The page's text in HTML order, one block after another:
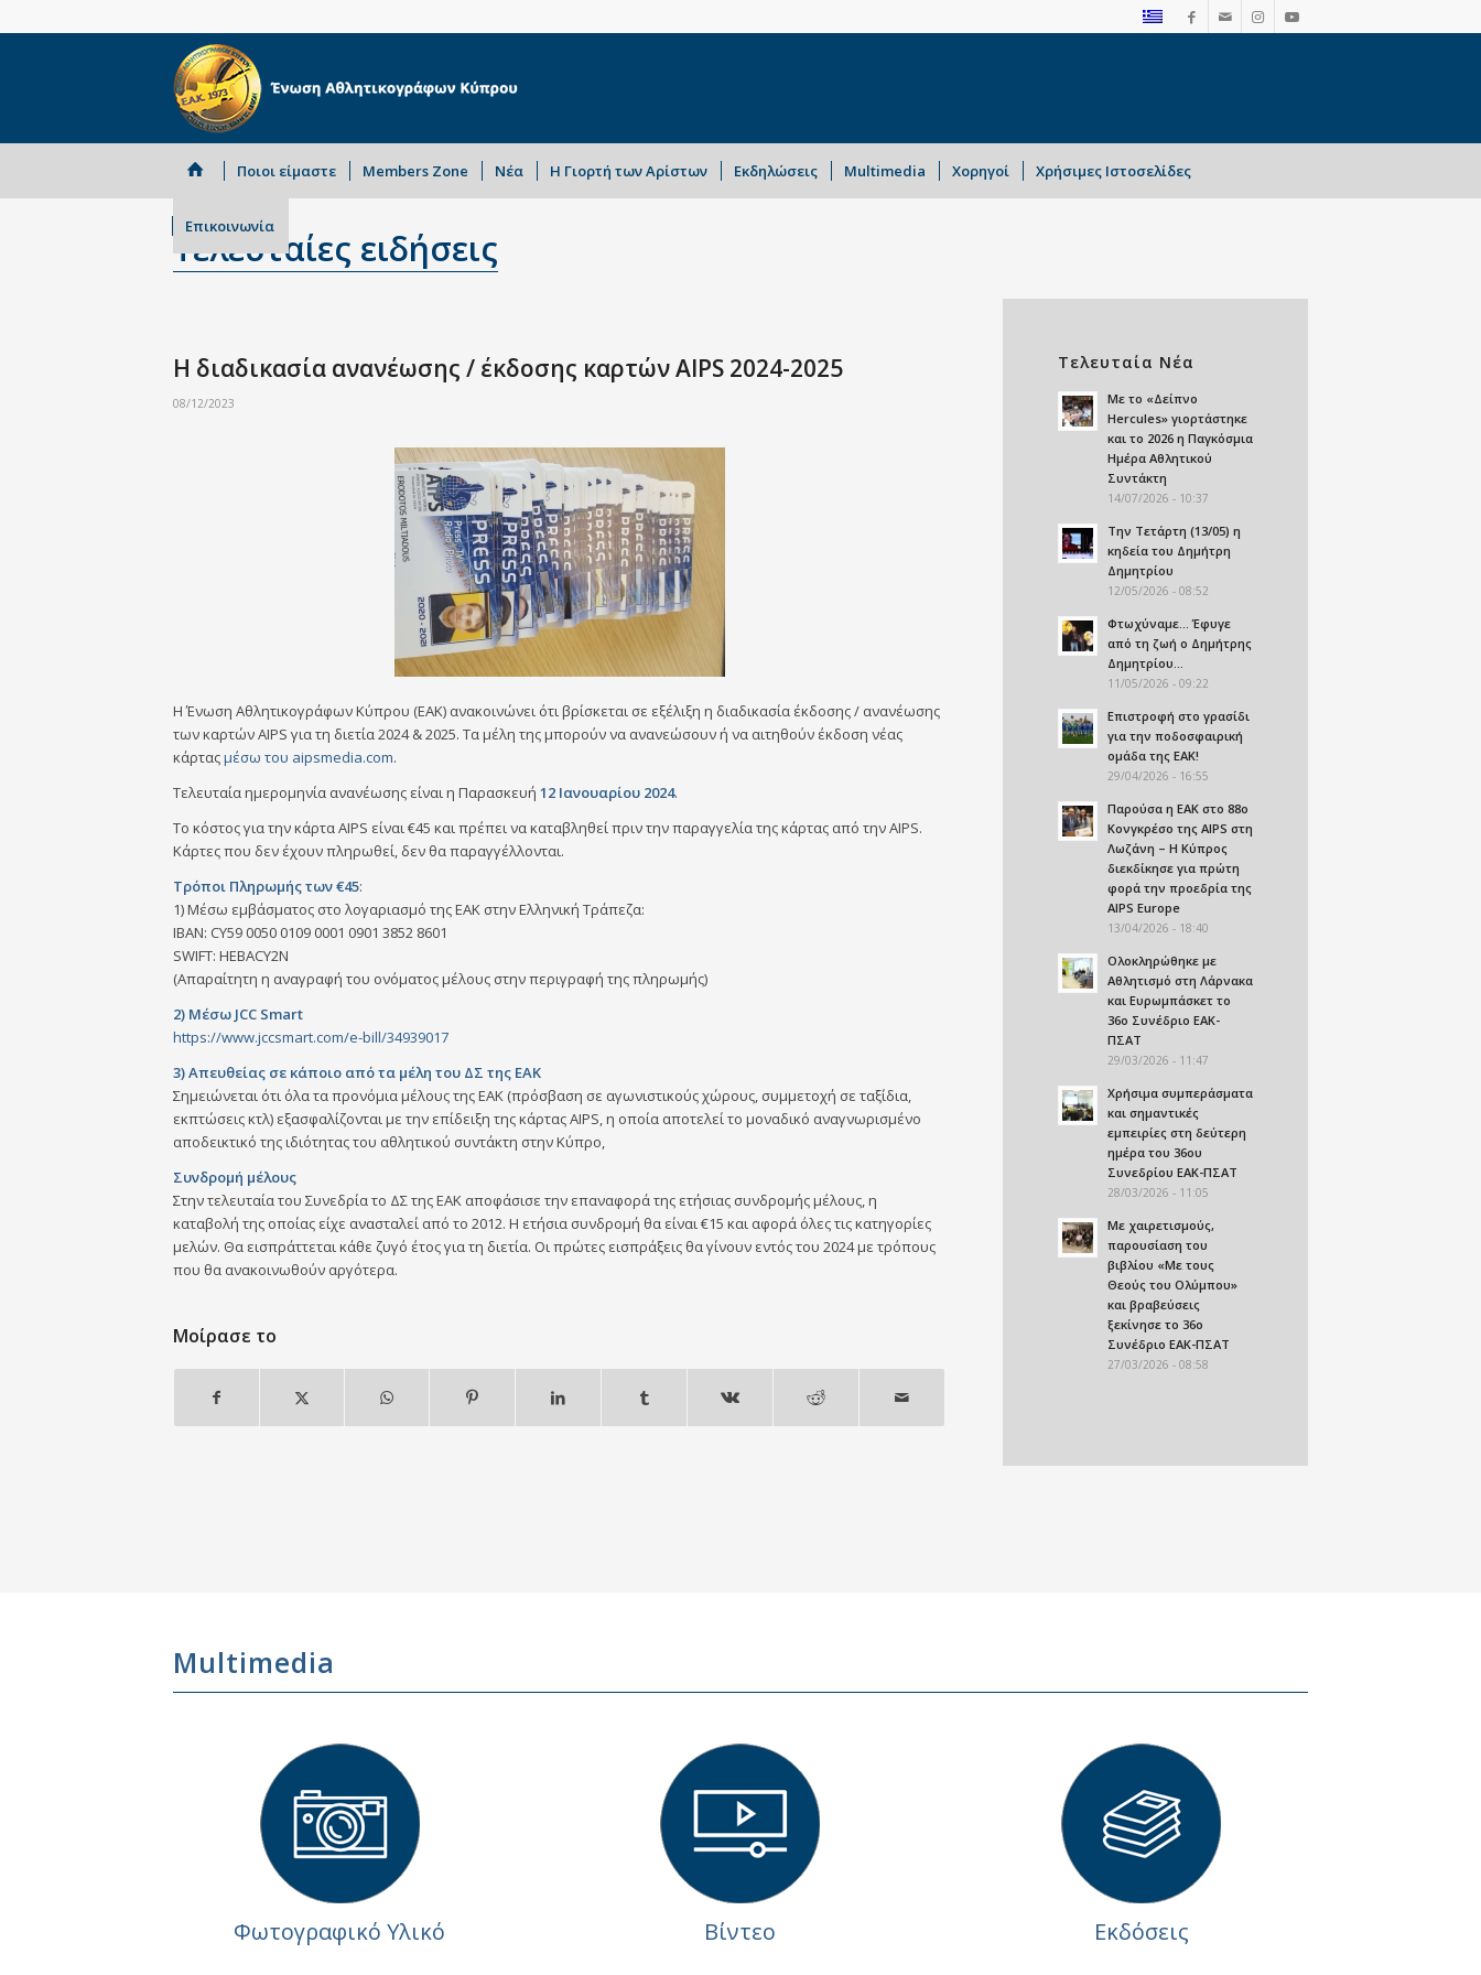
Ποιοι είμαστε Members Zone Νέα Η Γιορτή των Αρίστων Εκδηλώσεις Multimedia Χορηγοί Χρήσιμες Ιστοσελίδες
Επικοινωνία
Τελευταίες ειδήσεις
Η διαδικασία ανανέωσης / έκδοσης καρτών AIPS 2024-2025
08/12/2023
Η Ένωση Αθλητικογράφων Κύπρου (ΕΑΚ) ανακοινώνει ότι βρίσκεται σε εξέλιξη η διαδικασία έκδοσης / ανανέωσης
των καρτών AIPS για τη διετία 2024 & 2025. Τα μέλη της μπορούν να ανανεώσουν ή να αιτηθούν έκδοση νέας
κάρταςμέσω του aipsmedia.com.
Τελευταία ημερομηνία ανανέωσης είναι η Παρασκευή 12 Ιανουαρίου 2024.
Το κόστος για την κάρτα AIPS είναι €45 και πρέπει να καταβληθεί πριν την παραγγελία της κάρτας από την AIPS.
Κάρτες που δεν έχουν πληρωθεί, δεν θα παραγγέλλονται.
Τρόποι Πληρωμής των €45:
1) Μέσω εμβάσματος στο λογαριασμό της ΕΑΚ στην Ελληνική Τράπεζα:
IBAN: CY59 0050 0109 0001 0901 3852 8601
SWIFT: HEBACY2N
(Απαραίτητη η αναγραφή του ονόματος μέλους στην περιγραφή της πληρωμής)
2) Mέσω JCC Smart
https://www.jccsmart.com/e-bill/34939017
3) Απευθείας σε κάποιο από τα μέλη του ΔΣ της ΕΑΚ
Σημειώνεται ότι όλα τα προνόμια μέλους της ΕΑΚ (πρόσβαση σε αγωνιστικούς χώρους, συμμετοχή σε ταξίδια,
εκπτώσεις κτλ) εξασφαλίζονται με την επίδειξη της κάρτας AIPS, η οποία αποτελεί το μοναδικό αναγνωρισμένο
αποδεικτικό της ιδιότητας του αθλητικού συντάκτη στην Κύπρο,
Συνδρομή μέλους
Στην τελευταία του Συνεδρία το ΔΣ της ΕΑΚ αποφάσισε την επαναφορά της ετήσιας συνδρομής μέλους, η
καταβολή της οποίας είχε ανασταλεί από το 2012. Η ετήσια συνδρομή θα είναι €15 και αφορά όλες τις κατηγορίες
μελών. Θα εισπράττεται κάθε ζυγό έτος για τη διετία. Οι πρώτες εισπράξεις θα γίνουν εντός του 2024 με τρόπους
που θα ανακοινωθούν αργότερα.
Μοίρασε το
Τελευταία Νέα
Mε το «Δείπνο
Hercules» γιορτάστηκε
και το 2026 η Παγκόσμια
Ημέρα Αθλητικού
Συντάκτη
14/07/2026 - 10:37
Την Τετάρτη (13/05) η
κηδεία του Δημήτρη
Δημητρίου
12/05/2026 - 08:52
Φτωχύναμε… Έφυγε
από τη ζωή ο Δημήτρης
Δημητρίου…
11/05/2026 - 09:22
Επιστροφή στο γρασίδι
για την ποδοσφαιρική
ομάδα της ΕΑΚ!
29/04/2026 - 16:55
Παρούσα η ΕΑΚ στο 88ο
Κονγκρέσο της AIPS στη
Λωζάνη – Η Κύπρος
διεκδίκησε για πρώτη
φορά την προεδρία της
AIPS Europe
13/04/2026 - 18:40
Ολοκληρώθηκε με
Αθλητισμό στη Λάρνακα
και Ευρωμπάσκετ το
36ο Συνέδριο ΕΑΚ-
ΠΣΑΤ
29/03/2026 - 11:47
Χρήσιμα συμπεράσματα
και σημαντικές
εμπειρίες στη δεύτερη
ημέρα του 36ου
Συνεδρίου ΕΑΚ-ΠΣΑΤ
28/03/2026 - 11:05
Με χαιρετισμούς,
παρουσίαση του
βιβλίου «Με τους
Θεούς του Ολύμπου»
και βραβεύσεις
ξεκίνησε το 36ο
Συνέδριο ΕΑΚ-ΠΣΑΤ
27/03/2026 - 08:58
Multimedia
Φωτογραφικό Υλικό Βίντεο Εκδόσεις